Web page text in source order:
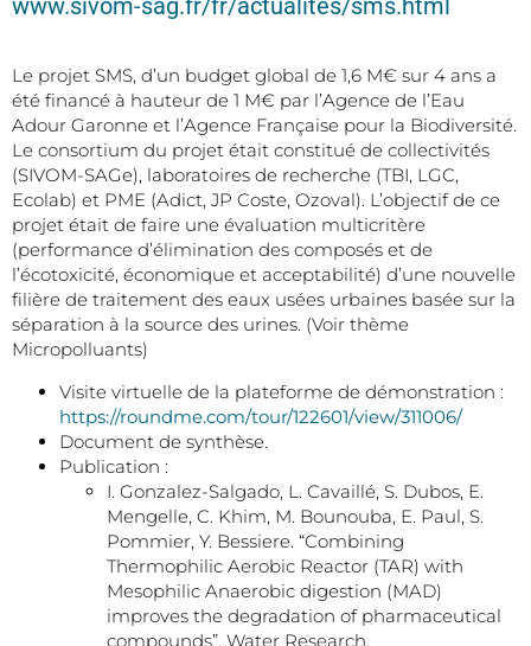
www.sivom-sag.fr/fr/actualites/sms.html
Le projet SMS, d’un budget global de 1,6 M€ sur 4 ans a
été financé à hauteur de 1 M€ par l’Agence de l’Eau
Adour Garonne et l’Agence Française pour la Biodiversité.
Le consortium du projet était constitué de collectivités
(SIVOM-SAGe), laboratoires de recherche (TBI, LGC,
Ecolab) et PME (Adict, JP Coste, Ozoval). L’objectif de ce
projet était de faire une évaluation multicritère
(performance d’élimination des composés et de
l’écotoxicité, économique et acceptabilité) d’une nouvelle
filière de traitement des eaux usées urbaines basée sur la
séparation à la source des urines. (Voir thème
Micropolluants)
Visite virtuelle de la plateforme de démonstration :
https://roundme.com/tour/122601/view/311006/
Document de synthèse.
Publication :
I. Gonzalez-Salgado, L. Cavaillé, S. Dubos, E.
Mengelle, C. Khim, M. Bounouba, E. Paul, S.
Pommier, Y. Bessiere. “Combining
Thermophilic Aerobic Reactor (TAR) with
Mesophilic Anaerobic digestion (MAD)
improves the degradation of pharmaceutical
compounds”. Water Research.